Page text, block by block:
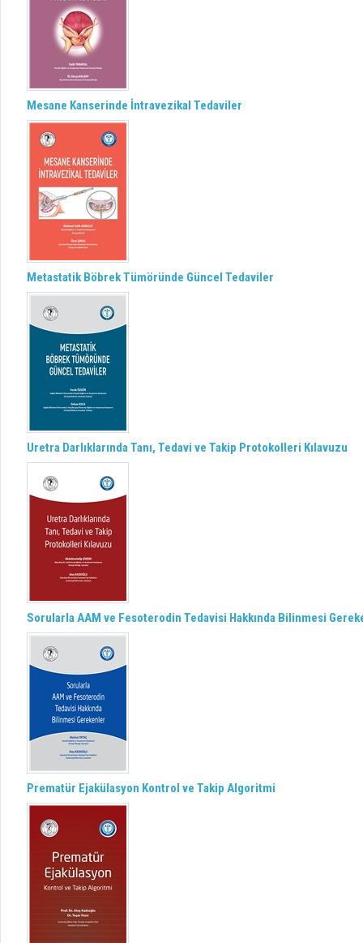
Mesane Kanserinde İntravezikal Tedaviler
Metastatik Böbrek Tümöründe Güncel Tedaviler
Uretra Darlıklarında Tanı, Tedavi ve Takip Protokolleri Kılavuzu
Sorularla AAM ve Fesoterodin Tedavisi Hakkında Bilinmesi
Prematür Ejakülasyon Kontrol ve Takip Algoritmi